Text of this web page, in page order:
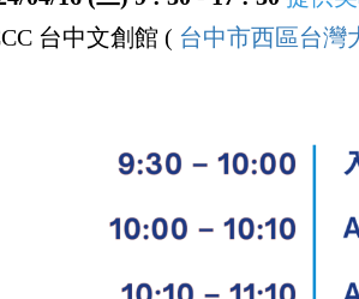
台中文創館 ( 台中市西區台灣